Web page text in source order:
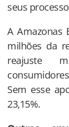
seus
A Amazonas
milhões da
reajuste
Sem esse
23,15%.